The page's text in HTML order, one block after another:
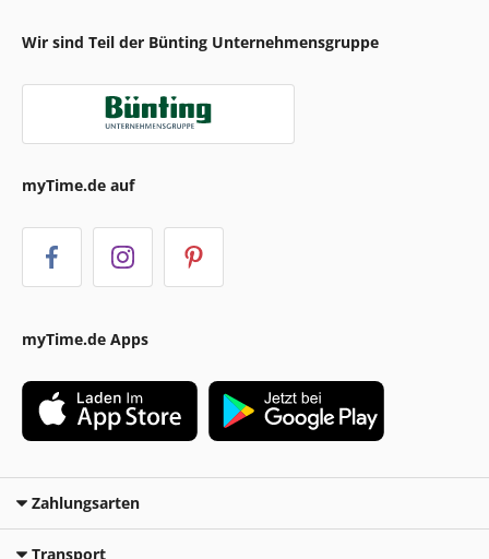
Wir sind Teil der Bünting Unternehmensgruppe
myTime.de auf
myTime.de Apps
Zahlungsarten
Transport